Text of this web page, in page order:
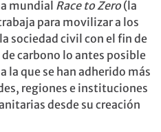
mundial Race to Zero (la
para movilizar a los
sociedad civil con el fin de
carbono lo antes posible
la que se han adherido más
regiones e instituciones
desde su creación